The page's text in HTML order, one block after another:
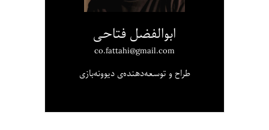
ابوالفضل فتاحی
co.fattahi@gmail.com
طراح و توسعه‌دهنده‌ی دیوونه‌بازی